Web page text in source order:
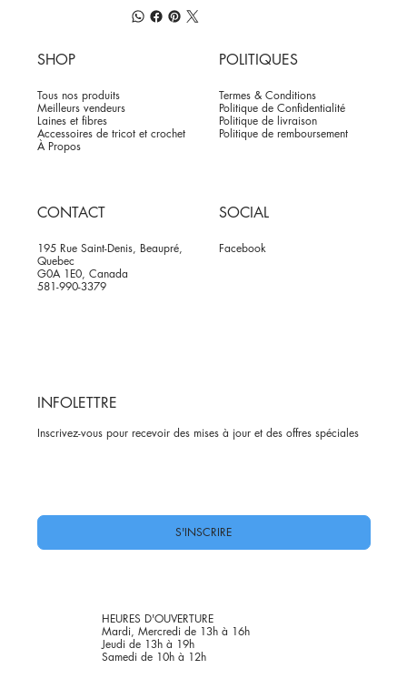
SHOP
Tous nos produits
Meilleurs vendeurs
Laines et fibres
Accessoires de tricot et crochet
À Propos
POLITIQUES
Termes & Conditions
Politique de Confidentialité
Politique de livraison
Politique de remboursement
CONTACT
195 Rue Saint-Denis, Beaupré,
Quebec
G0A 1E0, Canada
581-990-3379
SOCIAL
Facebook
INFOLETTRE
Inscrivez-vous pour recevoir des mises à jour et des offres spéciales
S'INSCRIRE
HEURES D'OUVERTURE
Mardi, Mercredi de 13h à 16h
Jeudi de 13h à 19h
Samedi de 10h à 12h